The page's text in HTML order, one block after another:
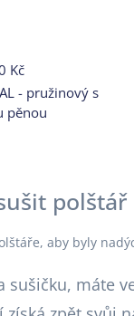
Kč
- pružinový s
pěnou
polštář
sušičku, máte